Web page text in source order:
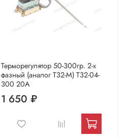
Терморегулятор 50-300гр. 2-х
фазный (аналог Т32-М) T32-04-
300 20А
1 650 ₽